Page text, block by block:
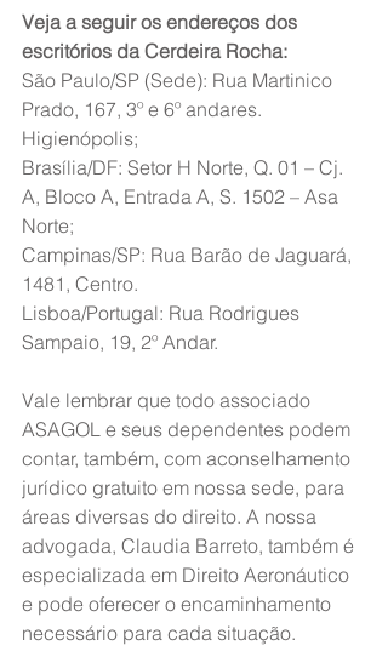
Veja a seguir os endereços dos
escritórios da Cerdeira Rocha:
São Paulo/SP (Sede): Rua Martinico
Prado, 167, 3º e 6º andares.
Higienópolis;
Brasília/DF: Setor H Norte, Q. 01 – Cj.
A, Bloco A, Entrada A, S. 1502 – Asa
Norte;
Campinas/SP: Rua Barão de Jaguará,
1481, Centro.
Lisboa/Portugal: Rua Rodrigues
Sampaio, 19, 2º Andar.
Vale lembrar que todo associado
ASAGOL e seus dependentes podem
contar, também, com aconselhamento
jurídico gratuito em nossa sede, para
áreas diversas do direito. A nossa
advogada, Claudia Barreto, também é
especializada em Direito Aeronáutico
e pode oferecer o encaminhamento
necessário para cada situação.